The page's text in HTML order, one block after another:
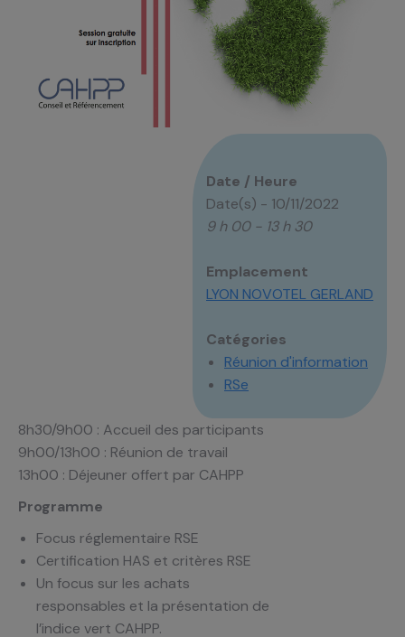
Date / Heure
Date(s) - 10/11/2022
9 h 00 - 13 h 30
Emplacement
LYON NOVOTEL GERLAND
Catégories
Réunion d'information
RSe
8h30/9h00 : Accueil des participants
9h00/13h00 : Réunion de travail
13h00 : Déjeuner offert par CAHPP
Programme
Focus réglementaire RSE
Certification HAS et critères RSE
Un focus sur les achats
responsables et la présentation de
l’indice vert CAHPP.